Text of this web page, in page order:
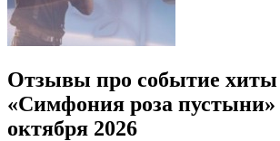
Отзывы про событие
«Симфония роза
октября 2026